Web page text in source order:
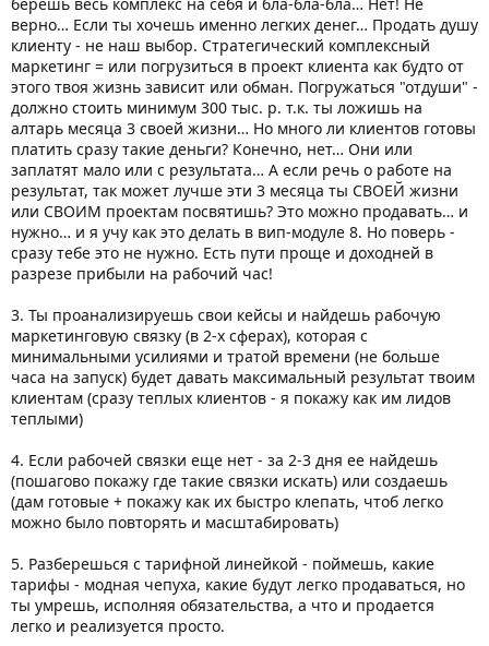
верно… Если ты хочешь именно легких денег… Продать душу
клиенту - не наш выбор. Стратегический комплексный
маркетинг = или погрузиться в проект клиента как будто от
этого твоя жизнь зависит или обман. Погружаться "отдуши" -
должно стоить минимум 300 тыс. р. т.к. ты ложишь на
алтарь месяца 3 своей жизни… Но много ли клиентов готовы
платить сразу такие деньги? Конечно, нет… Они или
заплатят мало или с результата… А если речь о работе на
результат, так может лучше эти 3 месяца ты СВОЕЙ жизни
или СВОИМ проектам посвятишь? Это можно продавать… и
нужно… и я учу как это делать в вип-модуле 8. Но поверь -
сразу тебе это не нужно. Есть пути проще и доходней в
разрезе прибыли на рабочий час!
3. Ты проанализируешь свои кейсы и найдешь рабочую
маркетинговую связку (в 2-х сферах), которая с
минимальными усилиями и тратой времени (не больше
часа на запуск) будет давать максимальный результат твоим
клиентам (сразу теплых клиентов - я покажу как им лидов
теплыми)
4. Если рабочей связки еще нет - за 2-3 дня ее найдешь
(пошагово покажу где такие связки искать) или создаешь
(дам готовые + покажу как их быстро клепать, чтоб легко
можно было повторять и масштабировать)
5. Разберешься с тарифной линейкой - поймешь, какие
тарифы - модная чепуха, какие будут легко продаваться, но
ты умрешь, исполняя обязательства, а что и продается
легко и реализуется просто.